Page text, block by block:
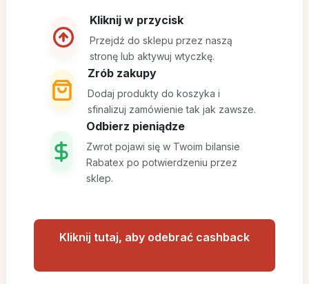
Kliknij w przycisk
Przejdź do sklepu przez naszą
stronę lub aktywuj wtyczkę.
Zrób zakupy
Dodaj produkty do koszyka i
sfinalizuj zamówienie tak jak zawsze.
Odbierz pieniądze
Zwrot pojawi się w Twoim bilansie
Rabatex po potwierdzeniu przez
sklep.
Kliknij tutaj, aby odebrać cashback